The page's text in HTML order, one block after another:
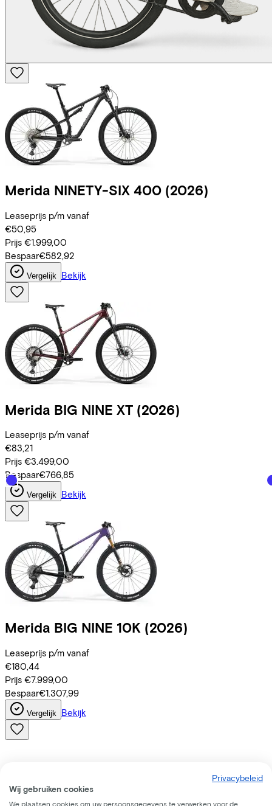
Merida NINETY-SIX 400 (2026)
Leaseprijs p/m vanaf
€50,95
Prijs €1.999,00
Bespaar€582,92
Vergelijk Bekijk
Merida BIG NINE XT (2026)
Leaseprijs p/m vanaf
€83,21
Prijs €3.499,00
Bespaar€766,85
Vergelijk Bekijk
Merida BIG NINE 10K (2026)
Leaseprijs p/m vanaf
€180,44
Prijs €7.999,00
Bespaar€1.307,99
Vergelijk Bekijk
Privacybeleid
Wij gebruiken cookies
We plaatsen cookies om uw persoonsgegevens te verwerken voor de